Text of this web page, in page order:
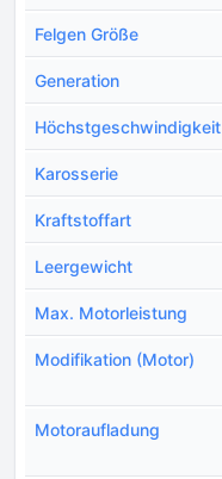
Felgen Größe
Generation
Höchstgeschwindigkeit
Karosserie
Kraftstoffart
Leergewicht
Max. Motorleistung
Modifikation (Motor)
Motoraufladung